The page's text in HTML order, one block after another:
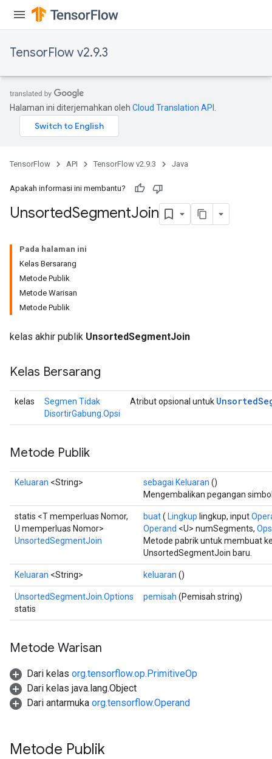
TensorFlow v2.9.3
Halaman ini diterjemahkan oleh Cloud Translation API
TensorFlow API TensorFlow v2.9.3 Java
Apakah informasi ini membantu?
UnsortedSegmentJoin
Pada halaman ini
Kelas Bersarang
Metode Publik
Metode Warisan
Metode Publik
kelas akhir publik UnsortedSegmentJoin
Kelas Bersarang
kelas
Segmen Tidak
DisortirGabung.Opsi
Atribut opsional untuk Unsorted
Metode Publik
Keluaran <String> sebagai Keluaran ()
Mengembalikan pegangan
statis <T memperluas Nomor,
U memperluas Nomor>
UnsortedSegmentJoin
buat( Lingkup lingkup, input
Operand <U> numSegments,
Metode pabrik untuk membuat
UnsortedSegmentJoin baru.
Keluaran <String> keluaran ()
UnsortedSegmentJoin.Options
statis
pemisah (Pemisah string)
Metode Warisan
Dari kelas org.tensorflow.op.PrimitiveOp
Dari kelas java.lang.Object
Dari antarmuka org.tensorflow.Operand
Metode Publik